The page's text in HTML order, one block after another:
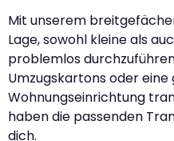
Mit unserem
Lage, sowohl kleine als
problemlos
Umzugskartons oder eine
Wohnungseinrichtung
haben die passenden
dich.